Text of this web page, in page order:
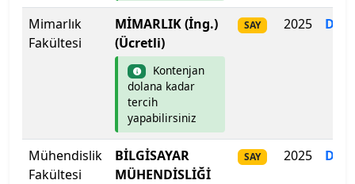
TOBB Ekonomi ve Teknoloji Üniversitesi
Tokat Gaziosmanpaşa Üniversitesi
Toros Üniversitesi
Trabzon Üniversitesi
Trakya Üniversitesi
Mimarlık
Fakültesi
MİMARLIK (İng.)
(Ücretli)
Kontenjan
dolana kadar
tercih
yapabilirsiniz
SAY 2025
Mühendislik
Fakültesi
BİLGİSAYAR
MÜHENDİSLİĞİ
SAY 2025